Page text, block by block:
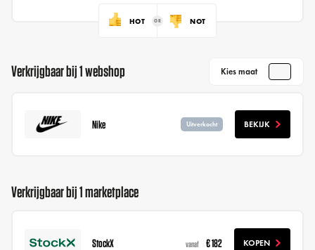
HOT NOT
Verkrijgbaar bij 1 webshop Kies maat
Nike Uitverkocht BEKIJK
Verkrijgbaar bij 1 marketplace
StockX vanaf € 182 KOPEN